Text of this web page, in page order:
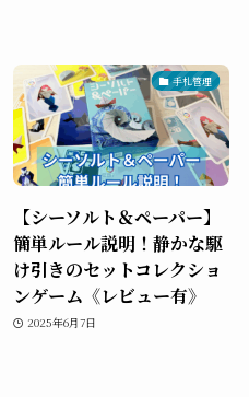
手札管理
【シーソルト＆ペーパー】
簡単ルール説明！静かな駆
け引きのセットコレクショ
ンゲーム《レビュー有》
2025年6月7日